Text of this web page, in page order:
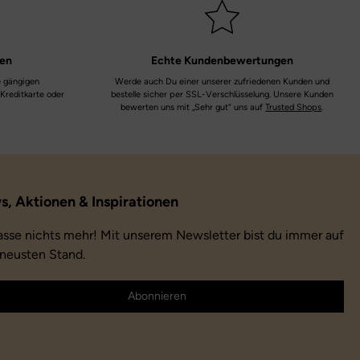
gängigen
oder
Echte Kundenbewertungen
Werde auch Du einer unserer zufriedenen Kunden und
bestelle sicher per SSL-Verschlüsselung. Unsere Kunden
bewerten uns mit „Sehr gut“ uns aufTrusted Shops
nichts mehr! Mit unserem Newsletter bist du immer auf
Stand.
Abonnieren